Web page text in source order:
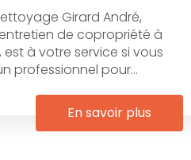
Girard André,
de copropriété à
à votre service si vous
professionnel pour...
En savoir plus